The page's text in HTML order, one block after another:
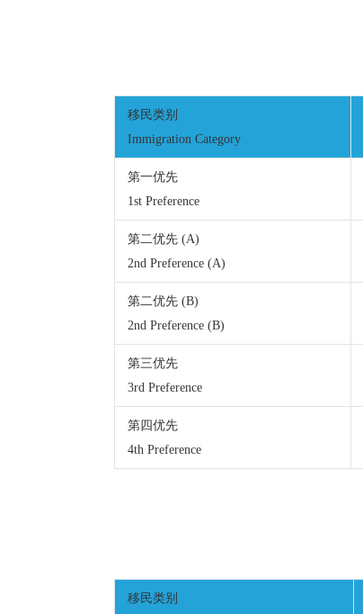
移民类别
Immigration Category
第一优先
1st Preference
第二优先 (A)
2nd Preference (A)
第二优先 (B)
2nd Preference (B)
第三优先
3rd Preference
第四优先
4th Preference
移民类别